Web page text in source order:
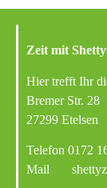
Zeit mit
Hier trefft Ihr
Bremer Str. 28
27299 Etelsen
Telefon 0172
Mail